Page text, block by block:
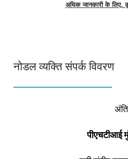
अधिक जानकारी के लिए,
नोडल व्यक्ति संपर्क विवरण
पीएचटीआई